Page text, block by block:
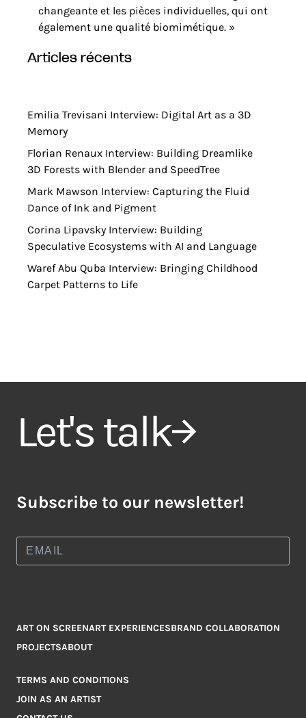
changeante et les pièces individuelles, qui ont
également une qualité biomimétique. »
articles récents
Emilia Trevisani Interview: Digital Art as a 3D
Memory
Florian Renaux Interview: Building Dreamlike
3D Forests with Blender and SpeedTree
Mark Mawson Interview: Capturing the Fluid
Dance of Ink and Pigment
Corina Lipavsky Interview: Building
Speculative Ecosystems with AI and Language
Waref Abu Quba Interview: Bringing Childhood
Carpet Patterns to Life
Let's talk
Subscribe to our newsletter!
ART ON SCREENART EXPERIENCESBRAND COLLABORATION
PROJECTSABOUT
TERMS AND CONDITIONS
JOIN AS AN ARTIST